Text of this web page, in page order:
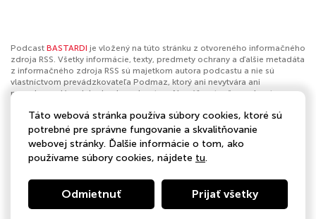
Podcast BASTARDI je vložený na túto stránku z otvoreného informačného
zdroja RSS. Všetky informácie, texty, predmety ochrany a ďalšie metadáta
z informačného zdroja RSS sú majetkom autora podcastu a nie sú
vlastníctvom prevádzkovateľa Podmaz, ktorý ani nevytvára ani
nezodpovedá za ich obsah podcastov. Ak máš za to, že podcast
obsah. Ak je toto tvoj podcast a chceš získať kontrolu nad týmto profilom
klikni sem.
Autor:BAUER MEDIA Slovakia
Kategórie:
Táto webová stránka používa súbory cookies, ktoré sú
potrebné pre správne fungovanie a skvalitňovanie
webovej stránky. Ďalšie informácie o tom, ako
používame súbory cookies, nájdete tu.
Odmietnuť Prijať všetky